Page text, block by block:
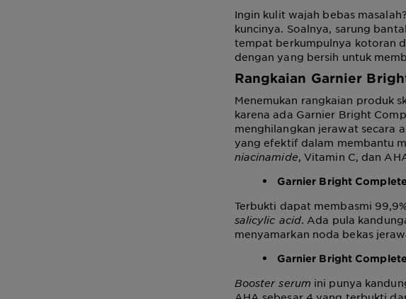
Ingin kulit wajah bebas
kuncinya. Soalnya, sarung
tempat berkumpulnya kotoran
dengan yang bersih untuk
Rangkaian Garnier
Menemukan rangkaian produk
karena ada Garnier Bright
menghilangkan jerawat secara
yang efektif dalam membantu
niacinamide, Vitamin C, dan
Garnier Bright
Terbukti dapat membasmi
salicylic acid. Ada pula
menyamarkan noda bekas
Garnier Bright
Booster serum ini punya